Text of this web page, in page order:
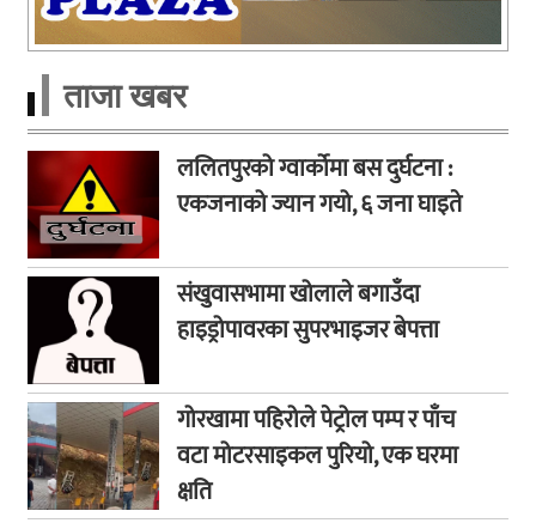
ताजा खबर
ललितपुरको ग्वार्कोमा बस दुर्घटना :
एकजनाको ज्यान गयो, ६ जना घाइते
संखुवासभामा खोलाले बगाउँदा
हाइड्रोपावरका सुपरभाइजर बेपत्ता
गोरखामा पहिरोले पेट्रोल पम्प र पाँच
वटा मोटरसाइकल पुरियो, एक घरमा
क्षति